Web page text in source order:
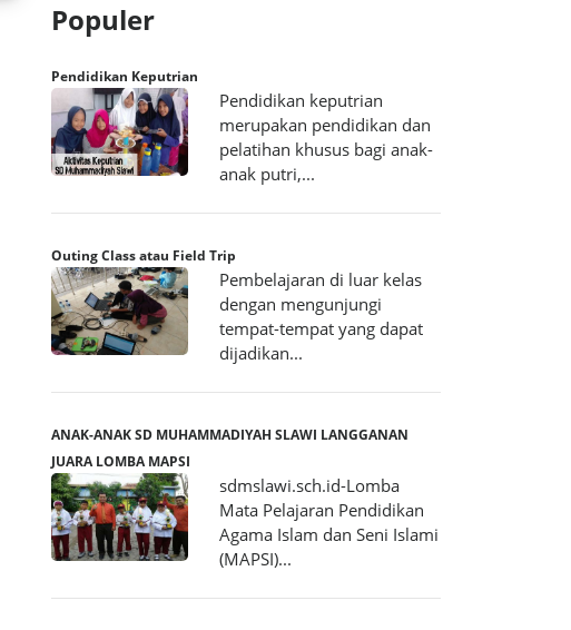
Populer
Pendidikan Keputrian
Pendidikan keputrian
merupakan pendidikan dan
pelatihan khusus bagi anak-
anak putri,...
Outing Class atau Field Trip
Pembelajaran di luar kelas
dengan mengunjungi
tempat-tempat yang dapat
dijadikan...
ANAK-ANAK SD MUHAMMADIYAH SLAWI LANGGANAN
JUARA LOMBA MAPSI
sdmslawi.sch.id-Lomba
Mata Pelajaran Pendidikan
Agama Islam dan Seni Islami
(MAPSI)...